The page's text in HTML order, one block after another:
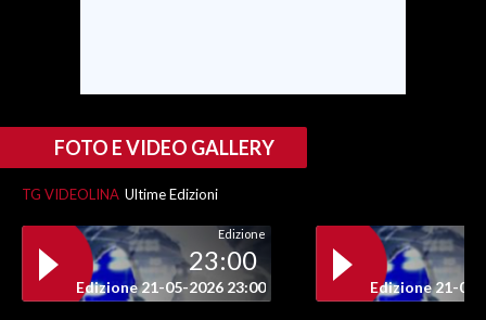
3 MINUTI CON
INSULARITÀ
FOTO E VIDEO GALLERY
TG VIDEOLINA Ultime Edizioni
Edizione
23:00
Edizione 21-05-2026 23:00 Edizione 21-05-